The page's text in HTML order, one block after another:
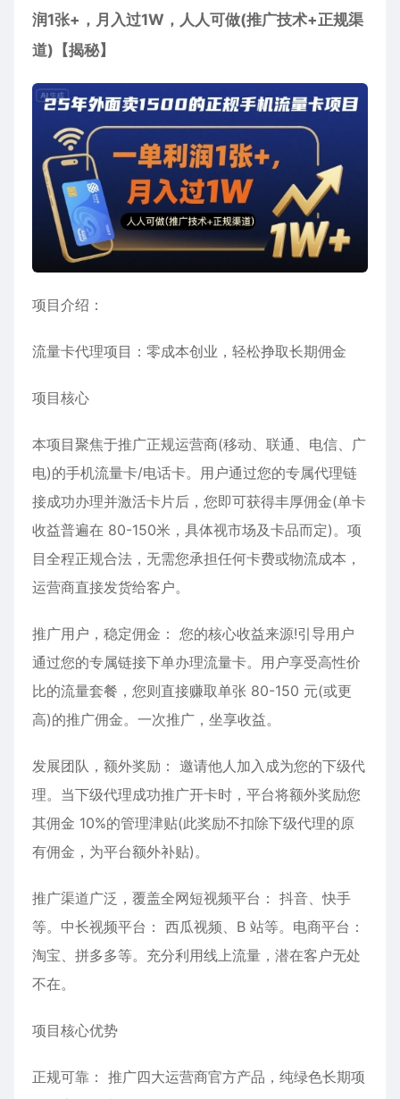
润1张+，月入过1W，人人可做(推广技术+正规渠
道)【揭秘】
项目介绍：
流量卡代理项目：零成本创业，轻松挣取长期佣金
项目核心
本项目聚焦于推广正规运营商(移动、联通、电信、广
电)的手机流量卡/电话卡。用户通过您的专属代理链
接成功办理并激活卡片后，您即可获得丰厚佣金(单卡
收益普遍在 80-150米，具体视市场及卡品而定)。项
目全程正规合法，无需您承担任何卡费或物流成本，
运营商直接发货给客户。
推广用户，稳定佣金： 您的核心收益来源!引导用户
通过您的专属链接下单办理流量卡。用户享受高性价
比的流量套餐，您则直接赚取单张 80-150 元(或更
高)的推广佣金。一次推广，坐享收益。
发展团队，额外奖励： 邀请他人加入成为您的下级代
理。当下级代理成功推广开卡时，平台将额外奖励您
其佣金 10%的管理津贴(此奖励不扣除下级代理的原
有佣金，为平台额外补贴)。
推广渠道广泛，覆盖全网短视频平台： 抖音、快手
等。中长视频平台： 西瓜视频、B 站等。电商平台：
淘宝、拼多多等。充分利用线上流量，潜在客户无处
不在。
项目核心优势
正规可靠： 推广四大运营商官方产品，纯绿色长期项